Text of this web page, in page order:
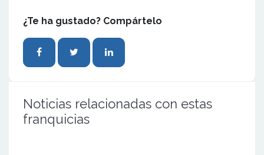
¿Te ha gustado? Compártelo
Noticias relacionadas con estas
franquicias